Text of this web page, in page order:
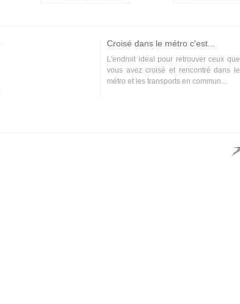
Croisé dans le métro c'est...
L'endroit idéal pour retrouver ceux que
vous avez croisé et rencontré dans le
métro et les transports en commun...